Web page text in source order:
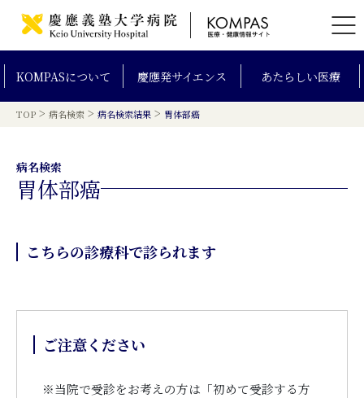
KOMPASについて 慶應発サイエンス あたらしい医療
TOP > 病名検索 > 病名検索結果 > 胃体部癌
病名検索
胃体部癌
こちらの診療科で診られます
ご注意ください
※当院で受診をお考えの方は「初めて受診する方